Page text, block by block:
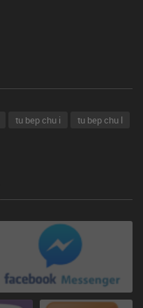
tu bep chu i
tu bep chu l